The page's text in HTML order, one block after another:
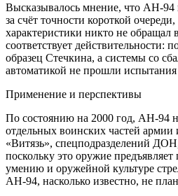
Высказывалось мнение, что АН-94
за счёт точности короткой
характеристики никто не обращал
соответствует действительности:
образец Стечкина, а системы со
автоматикой не прошли
Применение и перспективы
По состоянию на 2000 год, АН-94
отдельных воинских частей
«Витязь», спецподразделений
поскольку это оружие
умению и оружейной культуре
АН-94, насколько известно, не